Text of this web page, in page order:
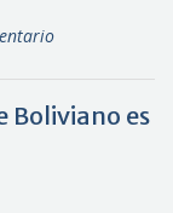
Boliviano es